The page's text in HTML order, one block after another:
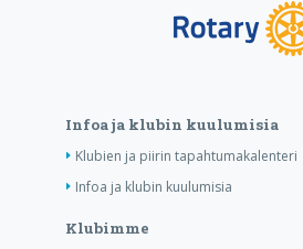
Infoa ja klubin kuulumisia
Klubien ja piirin tapahtumakalenteri
Infoa ja klubin kuulumisia
Klubimme